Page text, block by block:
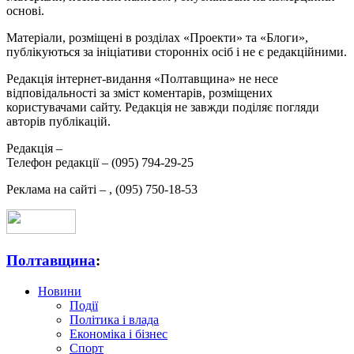
основі.
Матеріали, розміщені в розділах «Проекти» та «Блоги»,
публікуються за ініціативи сторонніх осіб і не є редакційними.
Редакція інтернет-видання «Полтавщина» не несе
відповідальності за зміст коментарів, розміщених
користувачами сайту. Редакція не завжди поділяє погляди
авторів публікацій.
Редакція –
Телефон редакції – (095) 794-29-25
Реклама на сайті – , (095) 750-18-53
Полтавщина:
Новини
Події
Політика і влада
Економіка і бізнес
Спорт